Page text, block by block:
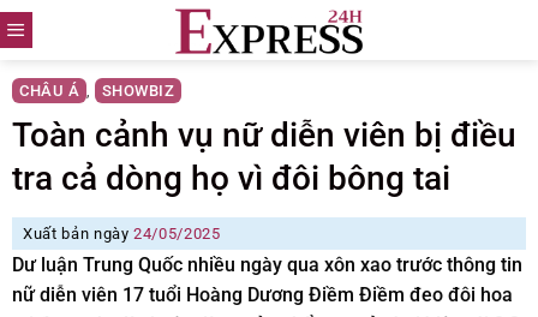
Skip
to
content
CHÂU Á , SHOWBIZ
Toàn cảnh vụ nữ diễn viên bị điều
tra cả dòng họ vì đôi bông tai
Xuất bản ngày24/05/2025
Dư luận Trung Quốc nhiều ngày qua xôn xao trước thông tin
nữ diễn viên 17 tuổi Hoàng Dương Điềm Điềm đeo đôi hoa